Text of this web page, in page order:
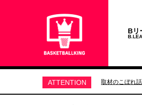
Bリ
ATTENTION 取材のこぼれ